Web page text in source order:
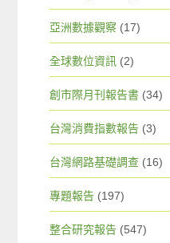
亞洲數據觀察 (17)
全球數位資訊 (2)
創市際月刊報告書 (34)
台灣消費指數報告 (3)
台灣網路基礎調查 (16)
專題報告 (197)
整合研究報告 (547)